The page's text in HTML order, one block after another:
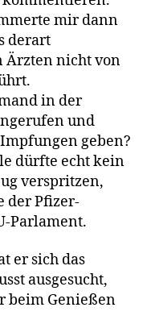
mir dann
derart
Ärzten nicht von
in der
und
geben?
dürfte echt kein
verspritzen,
der Pfizer-
Parlament.
er sich das
ausgesucht,
beim Genießen